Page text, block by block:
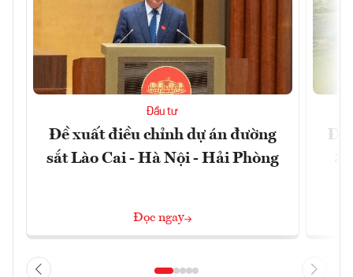
Đầu tư
Đề xuất điều chỉnh dự án đường
sắt Lào Cai - Hà Nội - Hải Phòng
Đọc ngay